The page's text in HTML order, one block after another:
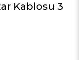
Kablosu 3